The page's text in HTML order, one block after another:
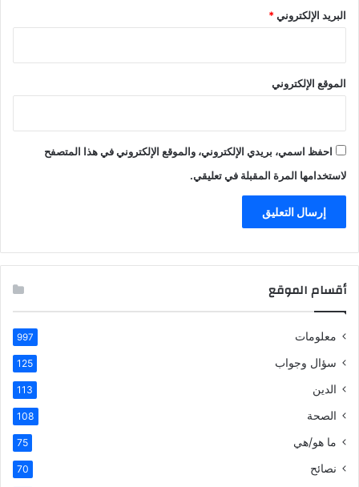
البريد الإلكتروني*
الموقع الإلكتروني
احفظ اسمي، بريدي الإلكتروني، والموقع الإلكتروني في هذا المتصفح
لاستخدامها المرة المقبلة في تعليقي.
أقسام الموقع
معلومات 997
سؤال وجواب 125
الدين 113
الصحة 108
ما هو/هي 75
نصائح 70